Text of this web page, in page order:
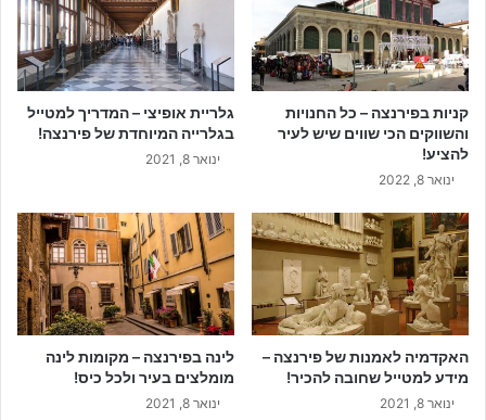
קניות בפירנצה – כל החנויות
והשווקים הכי שווים שיש לעיר
להציע!
ינואר 8, 2022
גלריית אופיצי – המדריך למטייל
בגלרייה המיוחדת של פירנצה!
ינואר 8, 2021
האקדמיה לאמנות של פירנצה –
מידע למטייל שחובה להכיר!
ינואר 8, 2021
לינה בפירנצה – מקומות לינה
מומלצים בעיר ולכל כיס!
ינואר 8, 2021